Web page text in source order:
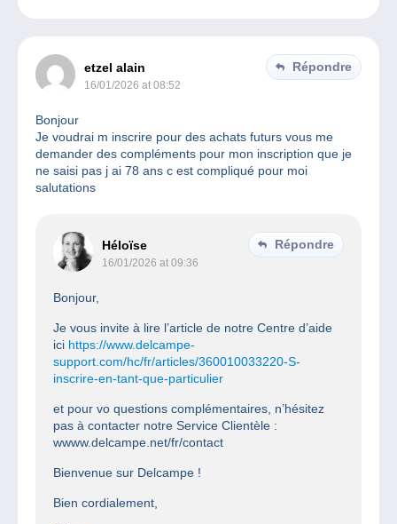
etzel alain
16/01/2026 at 08:52
Répondre
Bonjour
Je voudrai m inscrire pour des achats futurs vous me
demander des compléments pour mon inscription que je
ne saisi pas j ai 78 ans c est compliqué pour moi
salutations
Héloïse
16/01/2026 at 09:36
Répondre
Bonjour,
Je vous invite à lire l’article de notre Centre d’aide
ici https://www.delcampe-
support.com/hc/fr/articles/360010033220-S-
inscrire-en-tant-que-particulier
et pour vo questions complémentaires, n’hésitez
pas à contacter notre Service Clientèle :
wwww.delcampe.net/fr/contact
Bienvenue sur Delcampe !
Bien cordialement,